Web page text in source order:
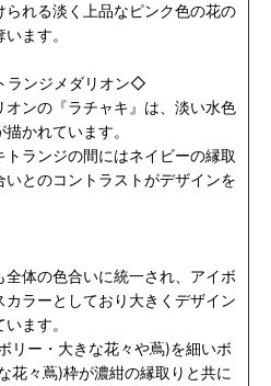
られる淡く上品なピンク色の花の
ます。
ランジメダリオン◇
オンの『ラチャキ』は、淡い水色
かれています。
ランジの間にはネイビーの縁取
いとのコントラストがデザインを
体の色合いに統一され、アイボ
カラーとしており大きくデザイン
ます。
リー・大きな花々や蔦)を細いボ
花々蔦)枠が濃紺の縁取りと共に